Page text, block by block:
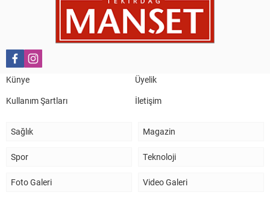
Künye
Üyelik
Kullanım Şartları
İletişim
Sağlık Magazin
Spor Teknoloji
Foto Galeri Video Galeri